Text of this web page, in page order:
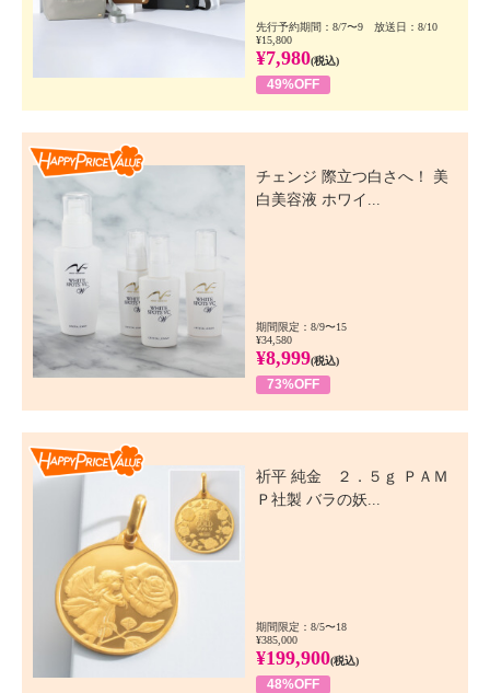
先行予約期間：8/7〜9 放送日：8/10
¥15,800
¥7,980(税込)
49%OFF
チェンジ 際立つ白さへ！ 美
白美容液 ホワイ...
期間限定：8/9〜15
¥34,580
¥8,999(税込)
73%OFF
祈平 純金 ２．５ｇ ＰＡＭ
Ｐ社製 バラの妖...
期間限定：8/5〜18
¥385,000
¥199,900(税込)
48%OFF